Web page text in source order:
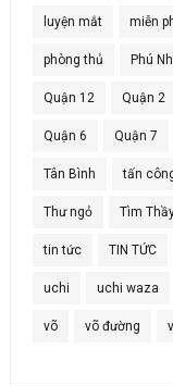
luyện mắt miễn
phòng thủ Phú
Quận 12 Quận 2
Quận 6 Quận 7
Tân Bình tấn
Thư ngỏ Tìm
tin tức TIN TỨC
uchi uchi waza
võ võ đường